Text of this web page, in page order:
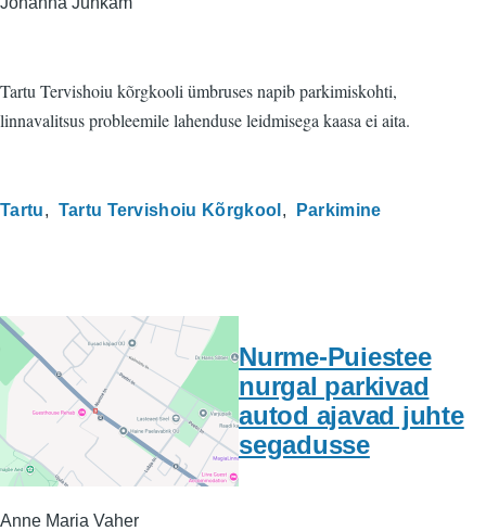
Tartu Tervishoiu kõrgkooli ümbruses napib parkimiskohti,
linnavalitsus probleemile lahenduse leidmisega kaasa ei aita.
Tartu Tartu Tervishoiu Kõrgkool Parkimine
Nurme-Puiestee
nurgal parkivad
autod ajavad juhte
segadusse
Anne Maria Vaher